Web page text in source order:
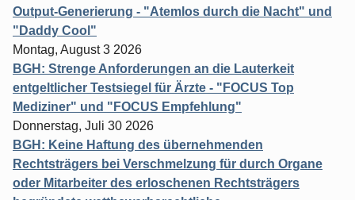
Output-Generierung - "Atemlos durch die Nacht" und
"Daddy Cool"
Montag, August 3 2026
BGH: Strenge Anforderungen an die Lauterkeit
entgeltlicher Testsiegel für Ärzte - "FOCUS Top
Mediziner" und "FOCUS Empfehlung"
Donnerstag, Juli 30 2026
BGH: Keine Haftung des übernehmenden
Rechtsträgers bei Verschmelzung für durch Organe
oder Mitarbeiter des erloschenen Rechtsträgers